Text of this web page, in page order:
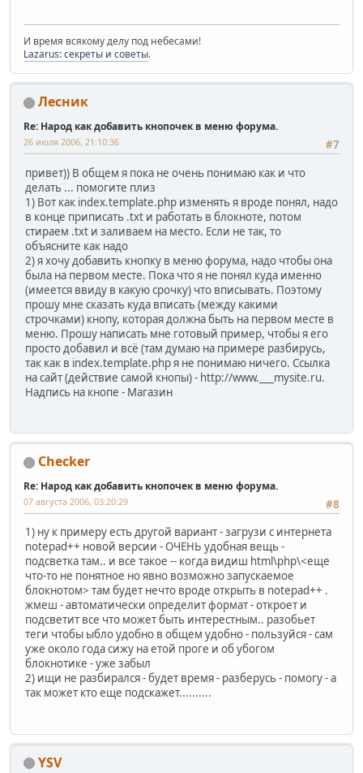
И время всякому делу под небесами!
Lazarus: секреты и советы.
Лесник
Re: Народ как добавить кнопочек в меню форума.
#7
26 июля 2006, 21:10:36
привет)) В общем я пока не очень понимаю как и что
делать ... помогите плиз
1) Вот как index.template.php изменять я вроде понял, надо
в конце приписать .txt и работать в блокноте, потом
стираем .txt и заливаем на место. Если не так, то
объясните как надо
2) я хочу добавить кнопку в меню форума, надо чтобы она
была на первом месте. Пока что я не понял куда именно
(имеется ввиду в какую срочку) что вписывать. Поэтому
прошу мне сказать куда вписать (между какими
строчками) кнопу, которая должна быть на первом месте в
меню. Прошу написать мне готовый пример, чтобы я его
просто добавил и всё (там думаю на примере разбирусь,
так как в index.template.php я не понимаю ничего. Ссылка
на сайт (действие самой кнопы) - http://www.___mysite.ru.
Надпись на кнопе - Магазин
Checker
Re: Народ как добавить кнопочек в меню форума.
#8
07 августа 2006, 03:20:29
1) ну к примеру есть другой вариант - загрузи с интернета
notepad++ новой версии - ОЧЕНЬ удобная вещь -
подсветка там.. и все такое -- когда видиш html\php\<еще
что-то не понятное но явно возможно запускаемое
блокнотом> там будет нечто вроде открыть в notepad++ .
жмеш - автоматически определит формат - откроет и
подсветит все что может быть интерестным.. разобьет
теги чтобы ыбло удобно в общем удобно - пользуйся - сам
уже около года сижу на етой проге и об убогом
блокнотике - уже забыл
2) ищи не разбирался - будет время - разберусь - помогу - а
так может кто еще подскажет..........
YSV